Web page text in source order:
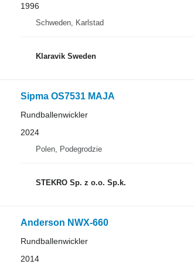
1996
Schweden, Karlstad
Klaravik Sweden
Sipma OS7531 MAJA
Rundballenwickler
2024
Polen, Podegrodzie
STEKRO Sp. z o.o. Sp.k.
Anderson NWX-660
Rundballenwickler
2014